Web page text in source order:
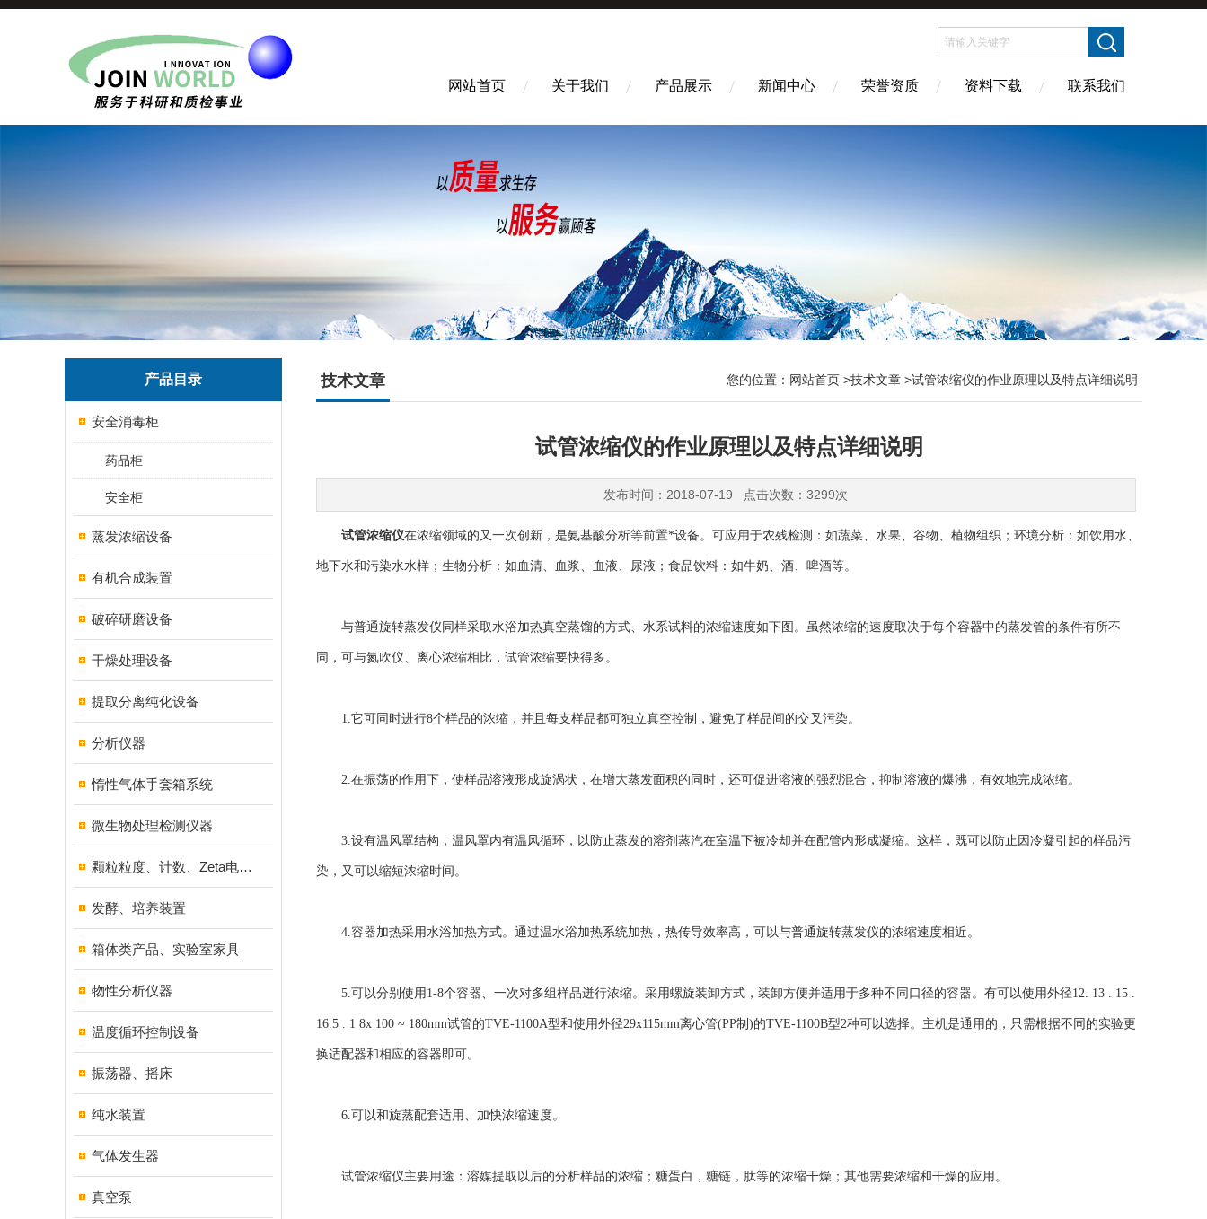
网站首页 关于我们 产品展示 新闻中心 荣誉资质 资料下载 联系我们
产品目录
安全消毒柜
药品柜
安全柜
蒸发浓缩设备
有机合成装置
破碎研磨设备
干燥处理设备
提取分离纯化设备
分析仪器
惰性气体手套箱系统
微生物处理检测仪器
颗粒粒度、计数、Zeta电位分析仪器
发酵、培养装置
箱体类产品、实验室家具
物性分析仪器
温度循环控制设备
振荡器、摇床
纯水装置
气体发生器
真空泵
技术文章 您的位置： 网站首页 >技术文章 >试管浓缩仪的作业原理以及特点详细说明
试管浓缩仪的作业原理以及特点详细说明
发布时间：2018-07-19 点击次数：3299次
试管浓缩仪在浓缩领域的又一次创新，是氨基酸分析等前置*设备。可应用于农残检测：如蔬菜、水果、谷物、植物组织；环境分析：如饮用水、
地下水和污染水水样；生物分析：如血清、血浆、血液、尿液；食品饮料：如牛奶、酒、啤酒等。
与普通旋转蒸发仪同样采取水浴加热真空蒸馏的方式、水系试料的浓缩速度如下图。虽然浓缩的速度取决于每个容器中的蒸发管的条件有所不
同，可与氮吹仪、离心浓缩相比，试管浓缩要快得多。
1.它可同时进行8个样品的浓缩，并且每支样品都可独立真空控制，避免了样品间的交叉污染。
2.在振荡的作用下，使样品溶液形成旋涡状，在增大蒸发面积的同时，还可促进溶液的强烈混合，抑制溶液的爆沸，有效地完成浓缩。
3.设有温风罩结构，温风罩内有温风循环，以防止蒸发的溶剂蒸汽在室温下被冷却并在配管内形成凝缩。这样，既可以防止因冷凝引起的样品污
染，又可以缩短浓缩时间。
4.容器加热采用水浴加热方式。通过温水浴加热系统加热，热传导效率高，可以与普通旋转蒸发仪的浓缩速度相近。
5.可以分别使用1-8个容器、一次对多组样品迸行浓缩。采用螺旋装卸方式，装卸方便并适用于多种不同口径的容器。有可以使用外径12. 13 . 15 .
16.5 . 1 8x 100 ~ 180mm试管的TVE-1100A型和使用外径29x115mm离心管(PP制)的TVE-1100B型2种可以选择。主机是通用的，只需根据不同的实验更
换适配器和相应的容器即可。
6.可以和旋蒸配套适用、加快浓缩速度。
试管浓缩仪主要用途：溶媒提取以后的分析样品的浓缩；糖蛋白，糖链，肽等的浓缩干燥；其他需要浓缩和干燥的应用。